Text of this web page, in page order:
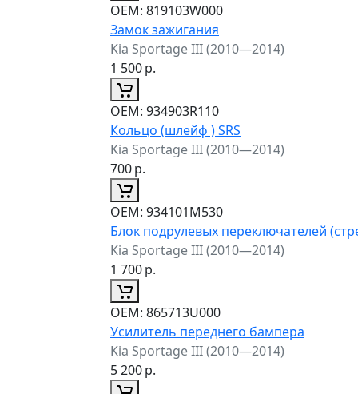
ОЕМ: 819103W000
Замок зажигания
Kia Sportage III (2010—2014)
1 500р.
ОЕМ: 934903R110
Кольцо (шлейф ) SRS
Kia Sportage III (2010—2014)
700р.
ОЕМ: 934101M530
Блок подрулевых переключателей
Kia Sportage III (2010—2014)
1 700р.
ОЕМ: 865713U000
Усилитель переднего бампера
Kia Sportage III (2010—2014)
5 200р.